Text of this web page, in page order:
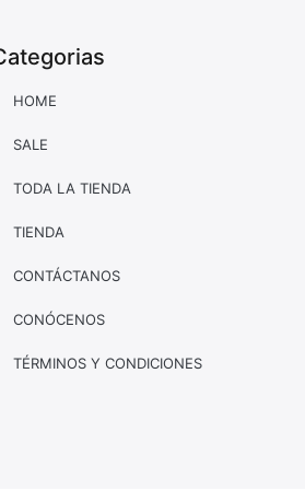
HOME
SALE
TODA LA TIENDA
TIENDA
CONTÁCTANOS
CONÓCENOS
TÉRMINOS Y CONDICIONES